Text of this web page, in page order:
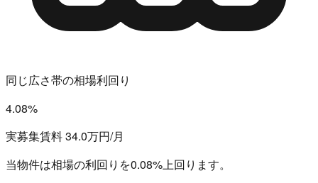
同じ広さ帯の相場利回り
4.08%
実募集賃料 34.0万円/月
当物件は相場の利回りを0.08%上回ります。